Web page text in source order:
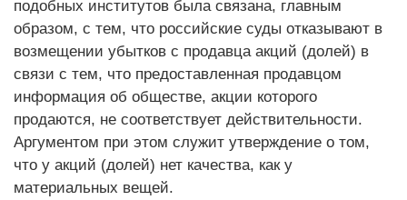
подобных институтов была связана, главным
образом, с тем, что российские суды отказывают в
возмещении убытков с продавца акций (долей) в
связи с тем, что предоставленная продавцом
информация об обществе, акции которого
продаются, не соответствует действительности.
Аргументом при этом служит утверждение о том,
что у акций (долей) нет качества, как у
материальных вещей.